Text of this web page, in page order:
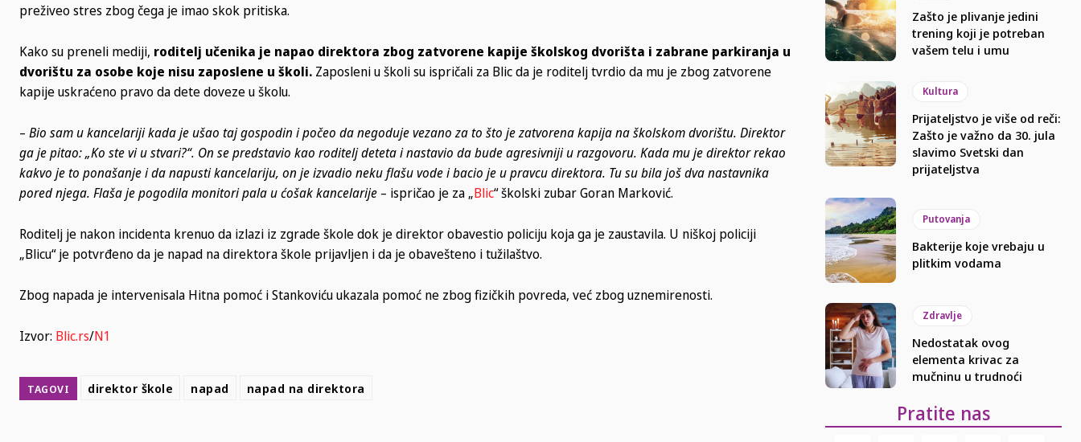
preživeo stres zbog čega je imao skok pritiska.
Kako su preneli mediji, roditelj učenika je napao direktora zbog zatvorene kapije školskog dvorišta i zabrane parkiranja u
dvorištu za osobe koje nisu zaposlene u školi. Zaposleni u školi su ispričali za Blic da je roditelj tvrdio da mu je zbog zatvorene
kapije uskraćeno pravo da dete doveze u školu.
– Bio sam u kancelariji kada je ušao taj gospodin i počeo da negoduje vezano za to što je zatvorena kapija na školskom dvorištu. Direktor
ga je pitao: „Ko ste vi u stvari?“. On se predstavio kao roditelj deteta i nastavio da bude agresivniji u razgovoru. Kada mu je direktor rekao
kakvo je to ponašanje i da napusti kancelariju, on je izvadio neku flašu vode i bacio je u pravcu direktora. Tu su bila još dva nastavnika
pored njega. Flaša je pogodila monitori pala u ćošak kancelarije – ispričao je za „Blic“ školski zubar Goran Marković.
Roditelj je nakon incidenta krenuo da izlazi iz zgrade škole dok je direktor obavestio policiju koja ga je zaustavila. U niškoj policiji
„Blicu“ je potvrđeno da je napad na direktora škole prijavljen i da je obavešteno i tužilaštvo.
Zbog napada je intervenisala Hitna pomoć i Stankoviću ukazala pomoć ne zbog fizičkih povreda, već zbog uznemirenosti.
Izvor: Blic.rs/N1
TAGOVI direktor škole napad napad na direktora
Zašto je plivanje jedini
trening koji je potreban
vašem telu i umu
Kultura
Prijateljstvo je više od reči:
Zašto je važno da 30. jula
slavimo Svetski dan
prijateljstva
Putovanja
Bakterije koje vrebaju u
plitkim vodama
Zdravlje
Nedostatak ovog
elementa krivac za
mučninu u trudnoći
Pratite nas